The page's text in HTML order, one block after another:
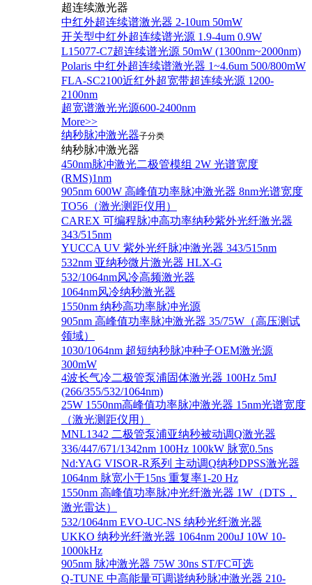
超连续激光器
中红外超连续谱激光器 2-10um 50mW
开关型中红外超连续谱光源 1.9-4um 0.9W
L15077-C7超连续谱光源 50mW (1300nm~2000nm)
Polaris 中红外超连续谱激光器 1~4.6um 500/800mW
FLA-SC2100近红外超宽带超连续光源 1200-
2100nm
超宽谱激光光源600-2400nm
More>>
纳秒脉冲激光器子分类
纳秒脉冲激光器
450nm脉冲激光二极管模组 2W 光谱宽度
(RMS)1nm
905nm 600W 高峰值功率脉冲激光器 8nm光谱宽度
TO56（激光测距仪用）
CAREX 可编程脉冲高功率纳秒紫外光纤激光器
343/515nm
YUCCA UV 紫外光纤脉冲激光器 343/515nm
532nm 亚纳秒微片激光器 HLX-G
532/1064nm风冷高频激光器
1064nm风冷纳秒激光器
1550nm 纳秒高功率脉冲光源
905nm 高峰值功率脉冲激光器 35/75W（高压测试
领域）
1030/1064nm 超短纳秒脉冲种子OEM激光源
300mW
4波长气冷二极管泵浦固体激光器 100Hz 5mJ
(266/355/532/1064nm)
25W 1550nm高峰值功率脉冲激光器 15nm光谱宽度
（激光测距仪用）
MNL1342 二极管泵浦亚纳秒被动调Q激光器
336/447/671/1342nm 100Hz 100kW 脉宽0.5ns
Nd:YAG VISOR-R系列 主动调Q纳秒DPSS激光器
1064nm 脉宽小于15ns 重复率1-20 Hz
1550nm 高峰值功率脉冲光纤激光器 1W（DTS，
激光雷达）
532/1064nm EVO-UC-NS 纳秒光纤激光器
UKKO 纳秒光纤激光器 1064nm 200uJ 10W 10-
1000kHz
905nm 脉冲激光器 75W 30ns ST/FC可选
Q-TUNE 中高能量可调谐纳秒脉冲激光器 210-